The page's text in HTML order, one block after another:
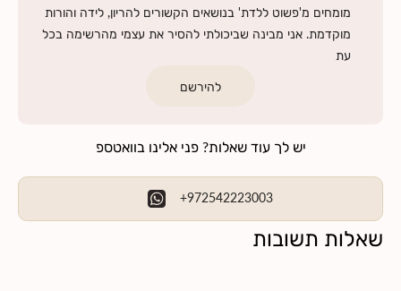
מומחים מ'פשוט ללדת' בנושאים הקשורים להריון, לידה והורות
מוקדמת. אני מבינה שביכולתי להסיר את עצמי מהרשימה בכל
עת
להירשם
יש לך עוד שאלות? פני אלינו בוואטספ
+972542223003
שאלות תשובות